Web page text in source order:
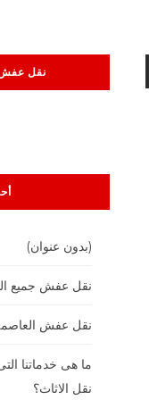
نقل عفش
(بدون عنوان)
نقل عفش جميع
نقل عفش العاصمة
ما هى خدماتنا
نقل الاثاث؟